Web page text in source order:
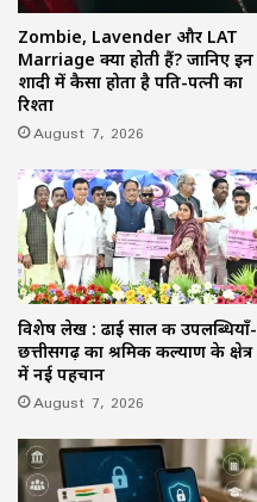
Zombie, Lavender और LAT
Marriage क्या होती हैं? जानिए इन
शादी में कैसा होता है पति-पत्नी का
रिश्ता
August 7, 2026
विशेष लेख : ढाई साल की उपलब्धियाँ-
छत्तीसगढ़ का श्रमिक कल्याण के क्षेत्र
में नई पहचान
August 7, 2026